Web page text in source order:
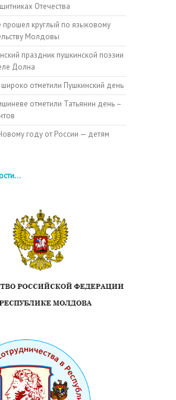
Отечества
прошел круглый по языковому
Молдовы
праздник пушкинской поэзии
Долна
отметили Пушкинский день
отметили Татьянин день –
году от России — детям